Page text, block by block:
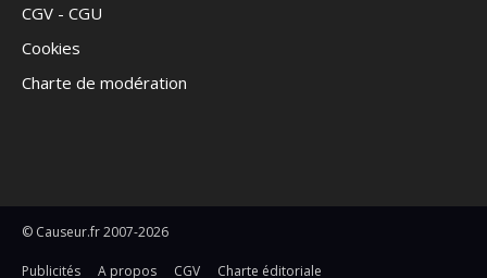
CGV - CGU
Cookies
Charte de modération
© Causeur.fr 2007-2026
Publicités A propos CGV Charte éditoriale